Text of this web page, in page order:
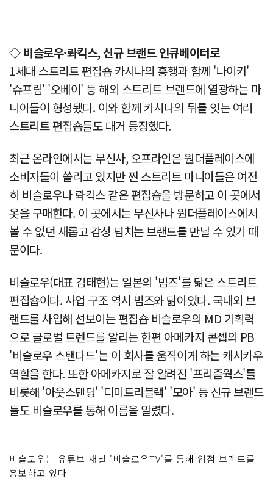
◇ 비슬로우·롸킥스, 신규 브랜드 인큐베이터로
1세대 스트리트 편집숍 카시나의 흥행과 함께 '나이키'
'슈프림' '오베이' 등 해외 스트리트 브랜드에 열광하는 마
니아들이 형성됐다. 이와 함께 카시나의 뒤를 잇는 여러
스트리트 편집숍들도 대거 등장했다.
최근 온라인에서는 무신사, 오프라인은 원더플레이스에
소비자들이 쏠리고 있지만 찐 스트리트 마니아들은 여전
히 비슬로우나 롸킥스 같은 편집숍을 방문하고 이 곳에서
옷을 구매한다. 이 곳에서는 무신사나 원더플레이스에서
볼 수 없던 새롭고 감성 넘치는 브랜드를 만날 수 있기 때
문이다.
비슬로우(대표 김태현)는 일본의 '빔즈'를 닮은 스트리트
편집숍이다. 사업 구조 역시 빔즈와 닮아있다. 국내외 브
랜드를 사입해 선보이는 편집숍 비슬로우의 MD 기획력
으로 글로벌 트렌드를 알리는 한편 아메카지 콘셉의 PB
'비슬로우 스탠다드'는 이 회사를 움직이게 하는 캐시카우
역할을 한다. 또한 아메카지로 잘 알려진 '프리즘웍스'를
비롯해 '아웃스탠딩' '디미트리블랙' '모아' 등 신규 브랜드
들도 비슬로우를 통해 이름을 알렸다.
비슬로우는 유튜브 채널 '비슬로우TV'를 통해 입점 브랜드를
홍보하고 있다